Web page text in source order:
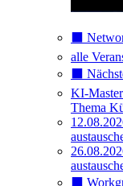
⬛️
alle
⬛️
KI-
Thema
⬛️